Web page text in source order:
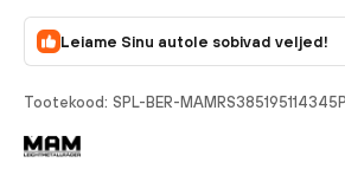
Tootekood: SPL-BER-
Leiame Sinu autole sobivad veljed!